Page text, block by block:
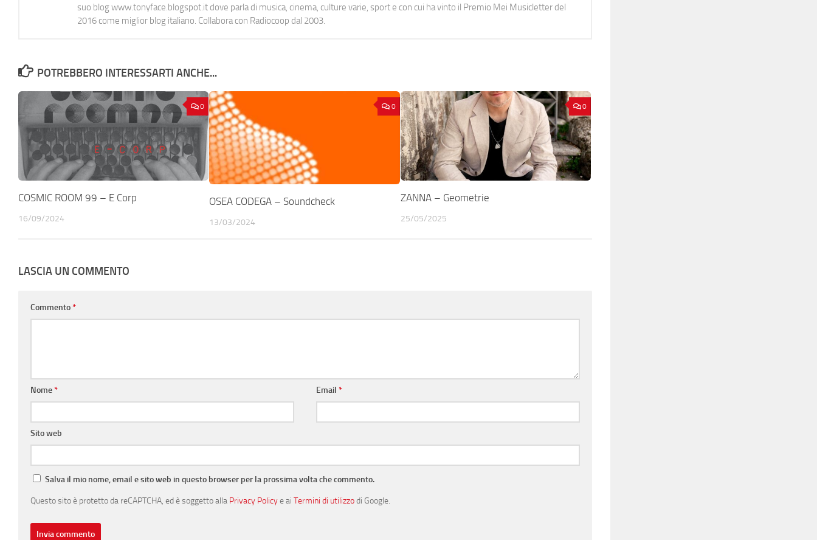
suo blog www.tonyface.blogspot.it dove parla di musica, cinema, culture varie, sport e con cui ha vinto il Premio Mei Musicletter del
2016 come miglior blog italiano. Collabora con Radiocoop dal 2003.
POTREBBERO INTERESSARTI ANCHE...
0
COSMIC ROOM 99 – E Corp
16/09/2024
0
OSEA CODEGA – Soundcheck
13/03/2024
0
ZANNA – Geometrie
25/05/2025
LASCIA UN COMMENTO
Commento*
Nome* Email*
Sito web
Salva il mio nome, email e sito web in questo browser per la prossima volta che commento.
Questo sito è protetto da reCAPTCHA, ed è soggetto alla Privacy Policye ai Termini di utilizzodi Google.